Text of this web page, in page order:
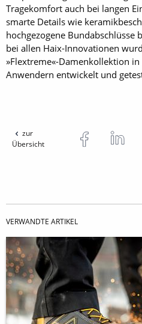
Tragekomfort auch bei langen
smarte Details wie
hochgezogene Bundabschlüsse
bei allen Haix-Innovationen
»Flextreme«-Damenkollektion
Anwendern entwickelt und
zur
Übersicht
VERWANDTE ARTIKEL